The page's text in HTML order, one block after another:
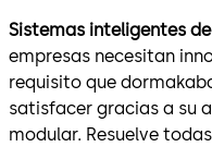
Sistemas inteligentes
empresas necesitan
requisito que
satisfacer gracias a su
modular. Resuelve